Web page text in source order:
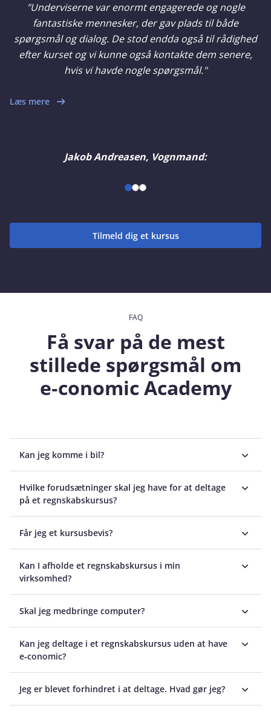
"Underviserne var enormt engagerede og nogle
fantastiske mennesker, der gav plads til både
spørgsmål og dialog. De stod endda også til rådighed
efter kurset og vi kunne også kontakte dem senere,
hvis vi havde nogle spørgsmål."
Læs mere
Jakob Andreasen, Vognmand:
Tilmeld dig et kursus
FAQ
Få svar på de mest
stillede spørgsmål om
e‑conomic Academy
Kan jeg komme i bil?
Hvilke forudsætninger skal jeg have for at deltage
på et regnskabskursus?
Får jeg et kursusbevis?
Kan I afholde et regnskabskursus i min
virksomhed?
Skal jeg medbringe computer?
Kan jeg deltage i et regnskabskursus uden at have
e‑conomic?
Jeg er blevet forhindret i at deltage. Hvad gør jeg?